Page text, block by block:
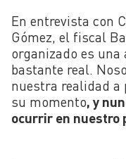
En entrevista con
Gómez, el fiscal
organizado es una
bastante real.
nuestra realidad a
su momento, y
ocurrir en nuestro